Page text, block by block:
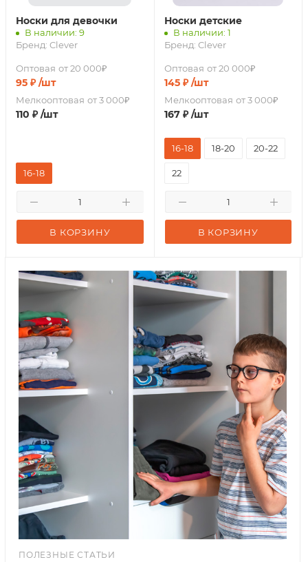
Носки для девочки
В наличии: 9
Бренд: Clever
Оптовая от 20 000₽
95 ₽ /шт
Мелкооптовая от 3 000₽
110 ₽ /шт
В КОРЗИНУ
16-18
Носки детские
В наличии: 1
Бренд: Clever
Оптовая от 20 000₽
145₽ /шт
Мелкооптовая от 3 000₽
167₽ /шт
В КОРЗИНУ
16-18 18-20 20-22
22
ПОЛЕЗНЫЕ СТАТЬИ